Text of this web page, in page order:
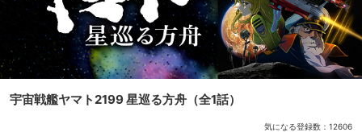
宇宙戦艦ヤマト2199 星巡る方舟 （全1話）
気になる登録数： 12606